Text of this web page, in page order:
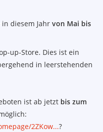
in diesem Jahrvon Mai bis
up-Store. Dies ist ein
in leerstehenden
ist ab jetzt bis zum
2ZKow...?